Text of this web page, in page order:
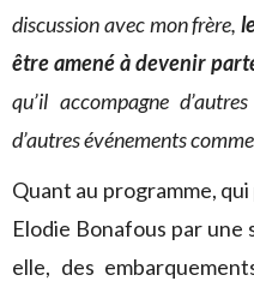
discussion avec mon frère,
être amené à devenir
qu’il accompagne
d’autres événements
Quant au programme,
Elodie Bonafous par une
elle, des